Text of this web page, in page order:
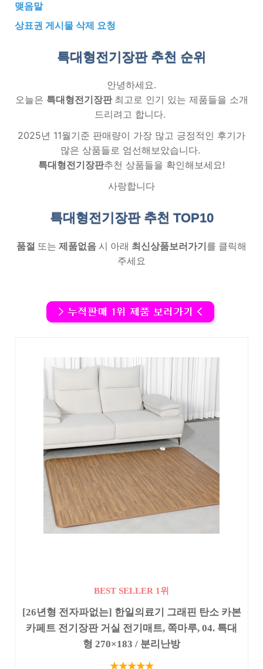
맺음말
상표권 게시물 삭제 요청
특대형전기장판 추천 순위
안녕하세요.
오늘은 특대형전기장판 최고로 인기 있는 제품들을 소개
드리려고 합니다.
2025년 11월기준 판매량이 가장 많고 긍정적인 후기가
많은 상품들로 엄선해보았습니다.
특대형전기장판추천 상품들을 확인해보세요!
사랑합니다
특대형전기장판 추천 TOP10
품절 또는 제품없음 시 아래 최신상품보러가기 를 클릭해
주세요
BEST SELLER 1위
[26년형 전자파없는] 한일의료기 그래핀 탄소 카본
카페트 전기장판 거실 전기매트, 쪽마루, 04. 특대
형 270×183 / 분리난방
★★★★★